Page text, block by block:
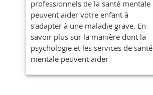
professionnels de la santé mentale
peuvent aider votre enfant à
s'adapter à une maladie grave. En
savoir plus sur la manière dont la
psychologie et les services de santé
mentale peuvent aider